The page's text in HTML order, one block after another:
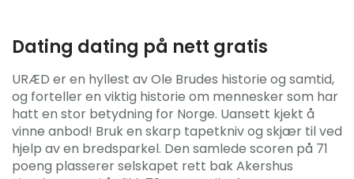
Dating dating på nett gratis
URÆD er en hyllest av Ole Brudes historie og samtid,
og forteller en viktig historie om mennesker som har
hatt en stor betydning for Norge. Uansett kjekt å
vinne anbod! Bruk en skarp tapetkniv og skjær til ved
hjelp av en bredsparkel. Den samlede scoren på 71
poeng plasserer selskapet rett bak Akershus